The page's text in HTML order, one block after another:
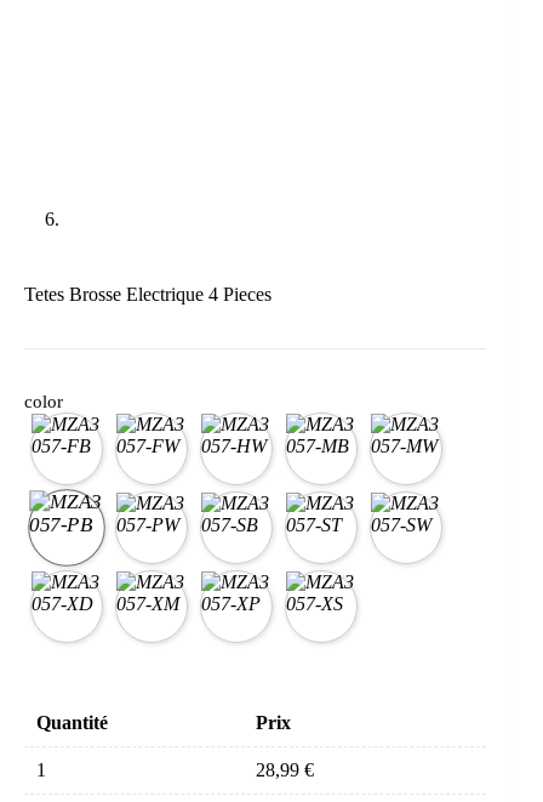
Tetes Brosse Electrique 4 Pieces
color
Quantité Prix
1 28,99 €